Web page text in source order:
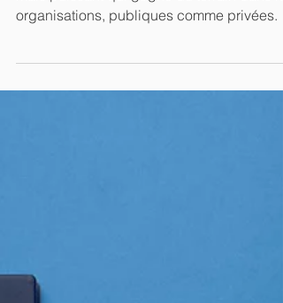
Le facilitateur en entreprise. Un rôle discret
organisations, publiques comme privées.